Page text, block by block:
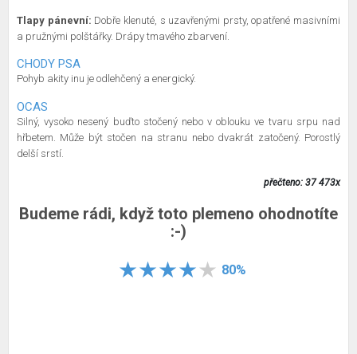
Tlapy pánevní: Dobře klenuté, s uzavřenými prsty, opatřené masivními
a pružnými polštářky. Drápy tmavého zbarvení.
CHODY PSA
Pohyb akity inu je odlehčený a energický.
OCAS
Silný, vysoko nesený buďto stočený nebo v oblouku ve tvaru srpu nad
hřbetem. Může být stočen na stranu nebo dvakrát zatočený. Porostlý
delší srstí.
přečteno: 37 473x
Budeme rádi, když toto plemeno ohodnotíte
:-)
80%